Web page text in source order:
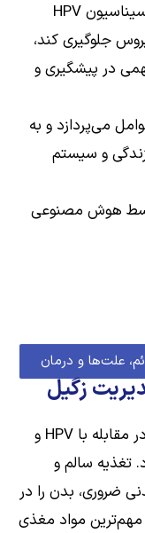
حتی دهان زگیل ایجاد کند. هرچند واکسیناسیون HPV
جلوگیری کند،
در پیشگیری و
می‌پردازد و به
و سیستم
هوش مصنوعی
علت‌ها و درمان
زگیل
سیستم ایمنی قوی، اساسی‌ترین فاکتور در مقابله با HPV و
سالم و
ضروری، بدن را در
مهم‌ترین مواد مغذی